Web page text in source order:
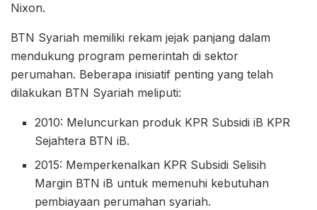
Nixon.
BTN Syariah memiliki rekam jejak panjang dalam
mendukung program pemerintah di sektor
perumahan. Beberapa inisiatif penting yang telah
dilakukan BTN Syariah meliputi:
2010: Meluncurkan produk KPR Subsidi iB KPR
Sejahtera BTN iB.
2015: Memperkenalkan KPR Subsidi Selisih
Margin BTN iB untuk memenuhi kebutuhan
pembiayaan perumahan syariah.